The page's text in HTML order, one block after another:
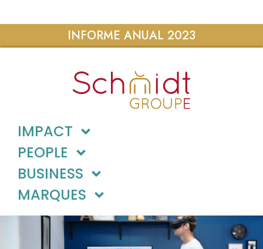
INFORME ANUAL 2023
IMPACT
PEOPLE
BUSINESS
MARQUES